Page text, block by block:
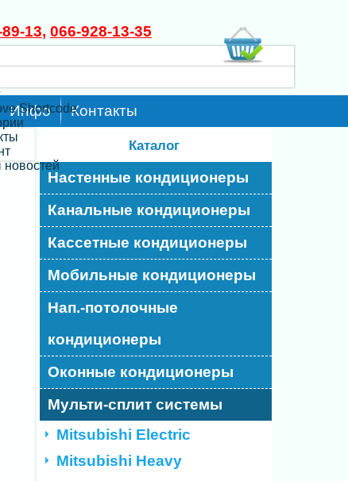
Shortcode
13, 066-928-13-35
Инфо Контакты
Каталог
Настенные кондиционеры
Канальные кондиционеры
Кассетные кондиционеры
Мобильные кондиционеры
Нап.-потолочные
кондиционеры
Оконные кондиционеры
Мульти-сплит системы
Mitsubishi Electric
Mitsubishi Heavy